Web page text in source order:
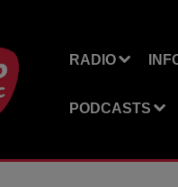
RADIO
PODCASTS